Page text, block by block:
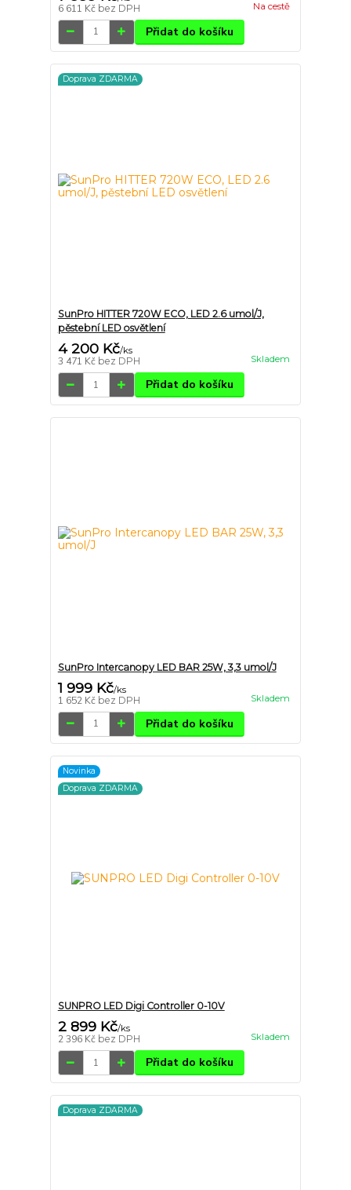
6 611 Kč bez DPH Na cestě
Přidat do košíku
Doprava ZDARMA
SunPro HITTER 720W ECO, LED 2.6 umol/J,
pěstební LED osvětlení
4 200 Kč/ks
3 471 Kč bez DPH Skladem
Přidat do košíku
SunPro Intercanopy LED BAR 25W, 3,3 umol/J
1 999 Kč/ks
1 652 Kč bez DPH Skladem
Přidat do košíku
Novinka
Doprava ZDARMA
SUNPRO LED Digi Controller 0-10V
2 899 Kč/ks
2 396 Kč bez DPH Skladem
Přidat do košíku
Doprava ZDARMA